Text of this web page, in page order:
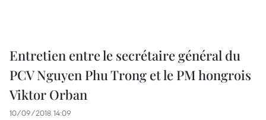
Entretien entre le secrétaire général du
PCV Nguyen Phu Trong et le PM hongrois
Viktor Orban
10/09/2018 14:09